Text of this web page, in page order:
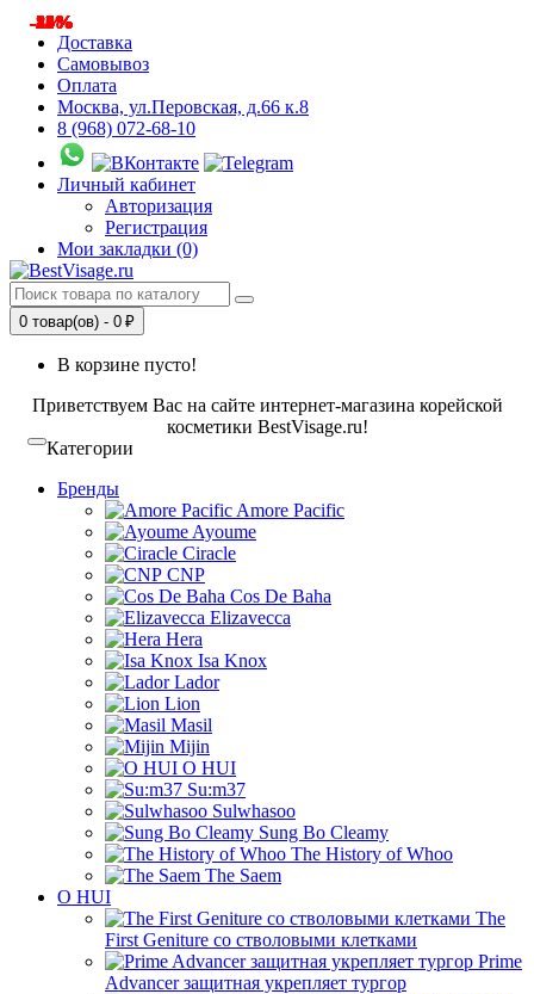
Доставка
Самовывоз
Оплата
Москва, ул.Перовская, д.66 к.8
8 (968) 072-68-10
Личный кабинет
Авторизация
Регистрация
Мои закладки (0)
0 товар(ов) - 0 ₽
В корзине пусто!
Приветствуем Вас на сайте интернет-магазина корейской
косметики BestVisage.ru!
Категории
Бренды
Amore Pacific
Ayoume
Ciracle
CNP
Cos De Baha
Elizavecca
Hera
Isa Knox
Lador
Lion
Masil
Mijin
O HUI
Su:m37
Sulwhasoo
Sung Bo Cleamy
The History of Whoo
The Saem
O HUI
The
First Geniture со стволовыми клетками
Prime
Advancer защитная укрепляет тургор
-20%
-25%
-25%
-14%
-8%
-8%
-34%
-34%
-15%
-11%
-25%
-25%
-14%
-25%
-25%
-14%
-25%
-8%